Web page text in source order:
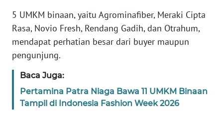
5 UMKM binaan, yaitu Agrominafiber, Meraki Cipta
Rasa, Novio Fresh, Rendang Gadih, dan Otrahum,
mendapat perhatian besar dari buyer maupun
pengunjung.
Baca Juga:
Pertamina Patra Niaga Bawa 11 UMKM Binaan
Tampil di Indonesia Fashion Week 2026
WN
PAPUA
PAPUA
BARAT
WN
RIAU